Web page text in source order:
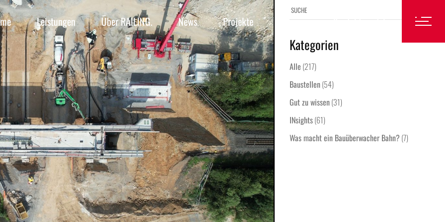
Leistungen
Bauüberwacher Bahn
Baubetriebsplanung
Betra-Antrag
Umweltfachliche Bauüberwachung
Technisch Berechtigte
Sicherheit im Gleisbereich
Sicherheits- & Gesundheitsschutz
Kreuzungen über dem Gleis
Kreuzungen unter dem Gleis
Über RAILING. News Projekte Karriere
Bauüberwacher Oberbau / KIB
Bauüberwacher Elektrotechnik
Bauüberwacher LST
Kontakt
Bauüberwacher Bahn
Baubetriebsplanung
Betra-Antrag
Umweltfachliche Bauüberwachung
Technisch Berechtigte
Sicherheit im Gleisbereich
Sicherheits- & Gesundheitsschutz
Kreuzungen über dem Gleis
Kreuzungen unter dem Gleis
Bauüberwacher Oberbau / KIB
Bauüberwacher LST
Fachbauüberwacher Oberbau
Fachbauüberwacher Elektrotechnik
Fachbauüberwacher LST
Bauüberwacher Umwelt
Bautechniker Hochbau / Tiefbau
Kategorien
Alle (217)
Baustellen(54)
Gut zu wissen(31)
INsights(61)
Was macht ein Bauüberwacher Bahn? (7)